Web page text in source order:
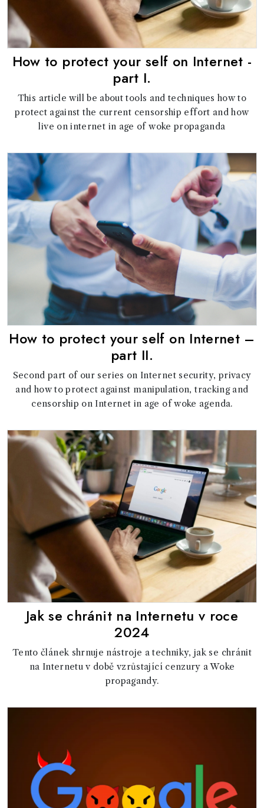
How to protect your self on Internet -
part I.
This article will be about tools and techniques how to
protect against the current censorship effort and how
live on internet in age of woke propaganda
How to protect your self on Internet –
part II.
Second part of our series on Internet security, privacy
and how to protect against manipulation, tracking and
censorship on Internet in age of woke agenda.
Jak se chránit na Internetu v roce
2024
Tento článek shrnuje nástroje a techniky, jak se chránit
na Internetu v době vzrůstající cenzury a Woke
propagandy.